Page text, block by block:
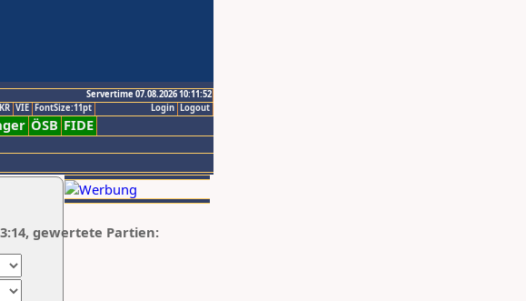
Servertime 07.08.2026 10:11:52
Logout
Login
VIE FontSize:11pt
ÖSB FIDE
gewertete Partien: